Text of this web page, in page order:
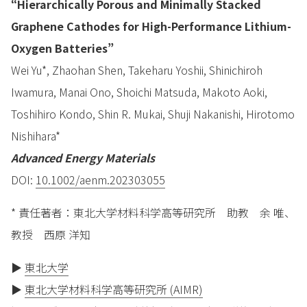
“Hierarchically Porous and Minimally Stacked
Graphene Cathodes for High-Performance Lithium-
Oxygen Batteries”
Wei Yu*, Zhaohan Shen, Takeharu Yoshii, Shinichiroh
Iwamura, Manai Ono, Shoichi Matsuda, Makoto Aoki,
Toshihiro Kondo, Shin R. Mukai, Shuji Nakanishi, Hirotomo
Nishihara*
Advanced Energy Materials
DOI: 10.1002/aenm.202303055
* 責任著者：東北大学材料科学高等研究所 助教 余 唯、
教授 西原 洋知
▶ 東北大学
▶ 東北大学材料科学高等研究所 (AIMR)